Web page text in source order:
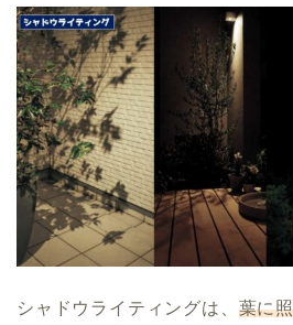
シャドウライティングは、 葉に